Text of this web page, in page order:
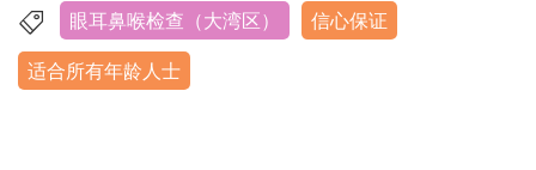
表。不要刻意闭眼或转动眼球过于频繁。如感到明
显刺痛、烧灼感或视力模糊，及时告知医护人员。
y
18925293372）。
客户必须在预约当天出示身分证明文件原件并列印
订购确认信/出示成功付款电子邮件以确认身份，
深圳市福田区南园街道华强南路2048号机械大厦主楼1-12
层
周一至周日 08:30-18:00
眼耳鼻喉检查（大湾区）
信心保证
适合所有年龄人士